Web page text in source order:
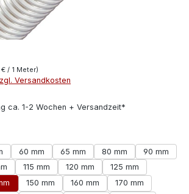
/ 1 Meter)
Versandkosten
ca. 1-2 Wochen + Versandzeit*
60 mm 65 mm 80 mm
90 mm
115 mm 120 mm
125 mm
150 mm 160 mm
170 mm